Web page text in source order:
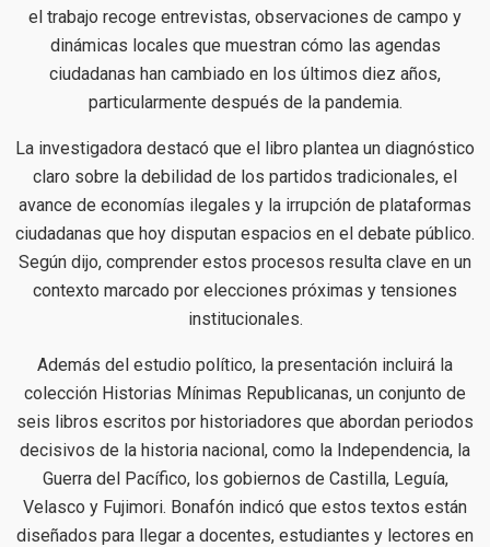
el trabajo recoge entrevistas, observaciones de campo y
dinámicas locales que muestran cómo las agendas
ciudadanas han cambiado en los últimos diez años,
particularmente después de la pandemia.
La investigadora destacó que el libro plantea un diagnóstico
claro sobre la debilidad de los partidos tradicionales, el
avance de economías ilegales y la irrupción de plataformas
ciudadanas que hoy disputan espacios en el debate público.
Según dijo, comprender estos procesos resulta clave en un
contexto marcado por elecciones próximas y tensiones
institucionales.
Además del estudio político, la presentación incluirá la
colección Historias Mínimas Republicanas, un conjunto de
seis libros escritos por historiadores que abordan periodos
decisivos de la historia nacional, como la Independencia, la
Guerra del Pacífico, los gobiernos de Castilla, Leguía,
Velasco y Fujimori. Bonafón indicó que estos textos están
diseñados para llegar a docentes, estudiantes y lectores en